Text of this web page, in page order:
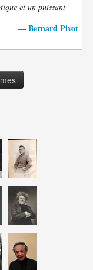
et un puissant
— Bernard Pivot